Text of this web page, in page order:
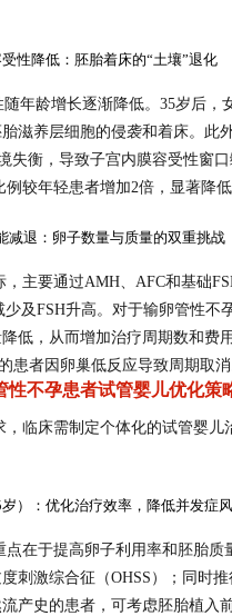
性降低：胚胎着床的“土壤”退化
年龄增长逐渐降低。35岁后，
滋养层细胞的侵袭和着床。此
衡，导致子宫内膜容受性窗
较年轻患者增加2倍，显著降低
减退：卵子数量与质量的双重挑战
主要通过AMH、AFC和基础
及FSH升高。对于输卵管性不
低，从而增加治疗周期数和费
患者因卵巢低反应导致周期取消
性不孕患者试管婴儿优化策
临床需制定个体化的试管婴儿
）：优化治疗效率，降低并发症
在于提高卵子利用率和胚胎质
刺激综合征（OHSS）；同时
产史的患者，可考虑胚胎植入